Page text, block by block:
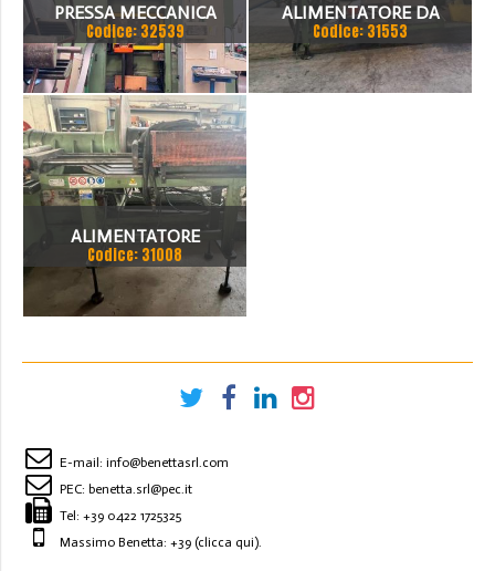
PRESSA MECCANICA
INVERNIZZI 120 TON CON
ALIMENTATORE E ASPO
Codice: 32539
ALIMENTATORE DA
500MM
Codice: 31553
ALIMENTATORE
PNEUMATICO IRON ANNO
2002
Codice: 31008
E-mail: info@benettasrl.com
PEC: benetta.srl@pec.it
Tel: +39 0422 1725325
Massimo Benetta: +39 (clicca qui).